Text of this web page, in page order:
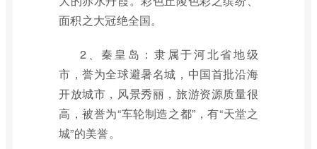
面积之大冠绝全国。
2、秦皇岛：隶属于河北省地级
市，誉为全球避暑名城，中国首批沿海
开放城市，风景秀丽，旅游资源质量很
高，被誉为“车轮制造之都”，有“天堂之
城”的美誉。